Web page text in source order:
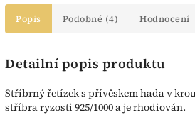
Popis Podobné (4) Hodnocení
Detailní popis produktu
Stříbrný řetízek s přívěskem hada v
stříbra ryzosti 925/1000 a je rhodiován.